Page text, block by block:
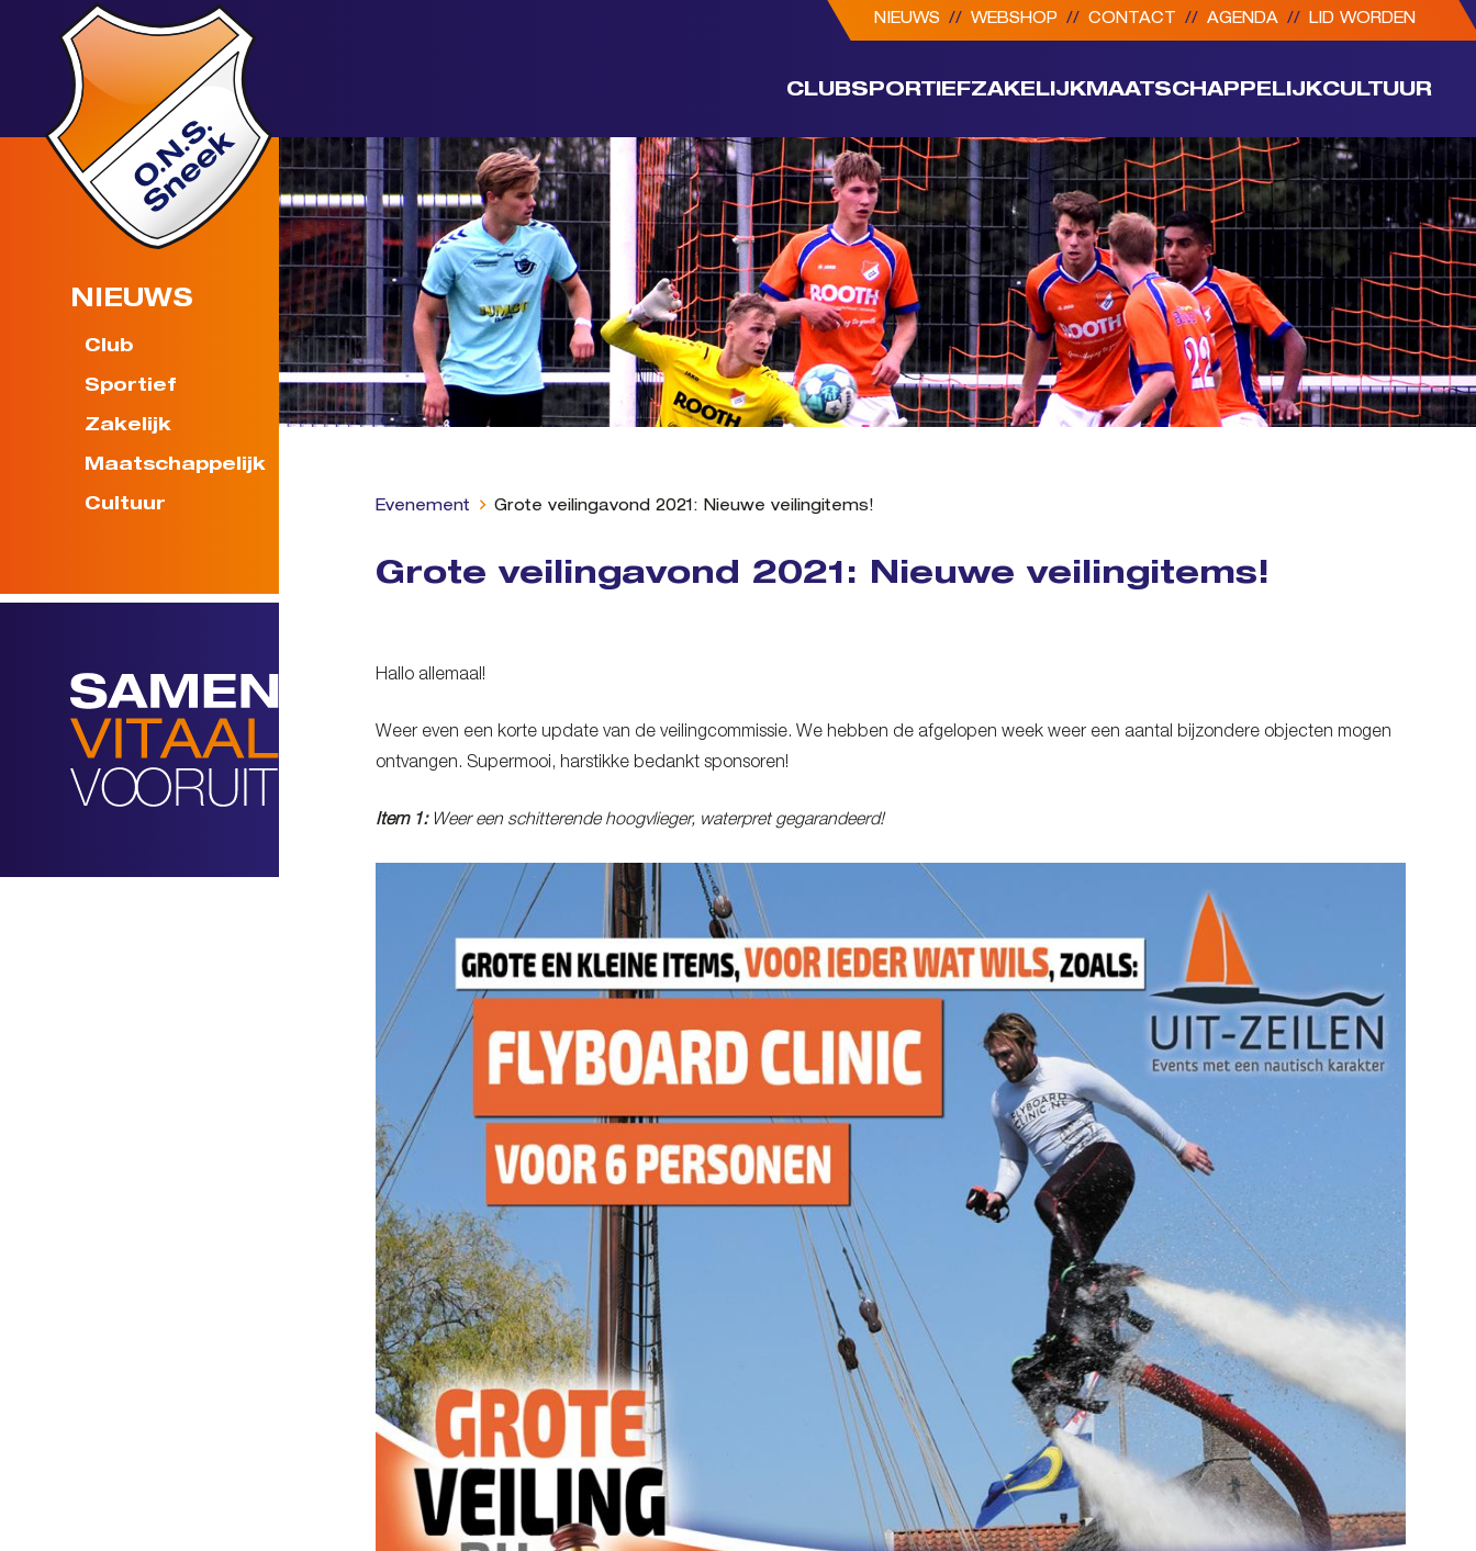
NIEUWS // WEBSHOP // CONTACT // AGENDA // LID WORDEN
CLUBSPORTIEFZAKELIJK MAATSCHAPPELIJKCULTUUR
NIEUWS
Club
Sportief
Zakelijk
Maatschappelijk
Cultuur Evenement Grote veilingavond 2021: Nieuwe veilingitems!
Grote veilingavond 2021: Nieuwe veilingitems!
Hallo allemaal!
Weer even een korte update van de veilingcommissie. We hebben de afgelopen week weer een aantal bijzondere objecten mogen
ontvangen. Supermooi, harstikke bedankt sponsoren!
Item 1: Weer een schitterende hoogvlieger, waterpret gegarandeerd!